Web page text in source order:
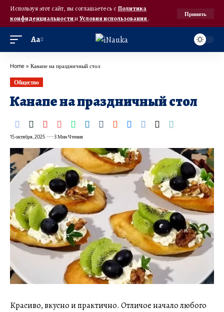
Используя этот сайт, вы соглашаетесь с Политика
конфиденциальностииУсловия использования.
Принять
Аа
Home » Канапе на праздничный стол
Общество
Канапе на праздничный стол
15 октября, 2025 3 Мин Чтения
Красиво, вкусно и практично. Отличое начало любого